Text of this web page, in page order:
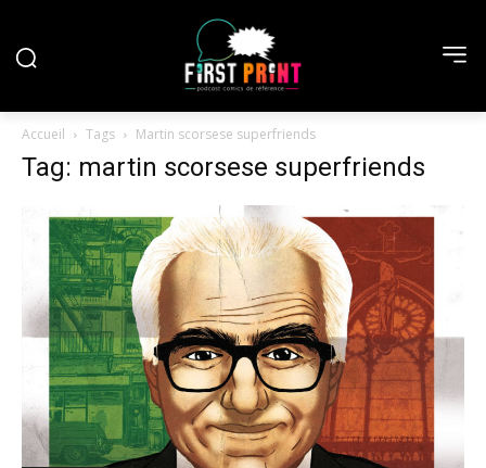
Accueil Tags Martin scorsese superfriends
Tag: martin scorsese superfriends